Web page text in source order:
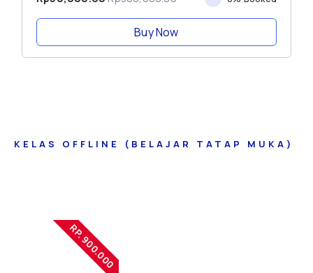
Buy Now
KELAS OFFLINE (BELAJAR TATAP MUKA)
RP. 900.000